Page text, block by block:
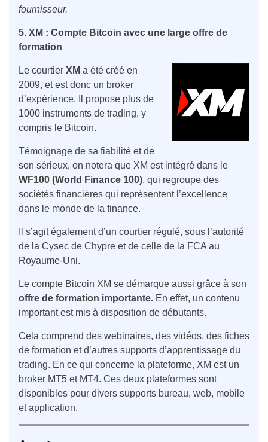
fournisseur.
5. XM : Compte Bitcoin avec une large offre de
formation
Le courtier XM a été créé en
2009, et est donc un broker
d’expérience. Il propose plus de
1000 instruments de trading, y
compris le Bitcoin.
Témoignage de sa fiabilité et de
son sérieux, on notera que XM est intégré dans le
WF100 (World Finance 100), qui regroupe des
sociétés financières qui représentent l’excellence
dans le monde de la finance.
Il s’agit également d’un courtier régulé, sous l’autorité
de la Cysec de Chypre et de celle de la FCA au
Royaume-Uni.
Le compte Bitcoin XM se démarque aussi grâce à son
offre de formation importante. En effet, un contenu
important est mis à disposition de débutants.
Cela comprend des webinaires, des vidéos, des fiches
de formation et d’autres supports d’apprentissage du
trading. En ce qui concerne la plateforme, XM est un
broker MT5 et MT4. Ces deux plateformes sont
disponibles pour divers supports bureau, web, mobile
et application.